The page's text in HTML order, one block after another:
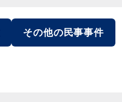
その他の民事事件